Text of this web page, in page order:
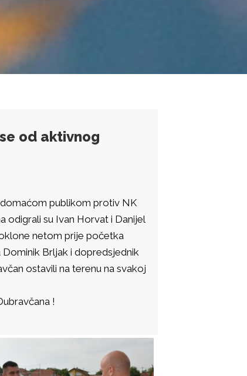
od aktivnog
publikom protiv NK
odigrali su Ivan Horvat i Danijel
netom prije početka
Brljak i dopredsjednik
ostavili na terenu na svakoj
!